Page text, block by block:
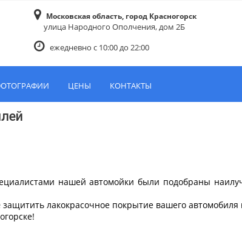
Московская область, город Красногорск
улица Народного Ополчения, дом 2Б
ежедневно с 10:00 до 22:00
ЦЕНЫ КОНТАКТЫ
нашей автомойки были подобраны
лакокрасочное покрытие вашего автомобиля